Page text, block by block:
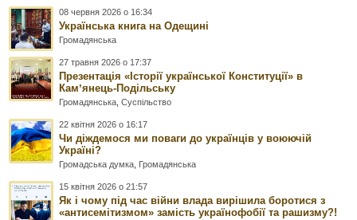
08 червня 2026 о 16:34
Українська книга на Одещині
Громадянська
27 травня 2026 о 17:37
Презентація «Історії української Конституції» в
Камʼянець-Подільську
Громадянська ,Суспільство
22 квітня 2026 о 16:17
Чи діждемося ми поваги до українців у воюючій
Україні?
Громадська думка Громадянська
15 квітня 2026 о 21:57
Як і чому під час війни влада вирішила боротися з
«антисемітизмом» замість українофобії та рашизму?!